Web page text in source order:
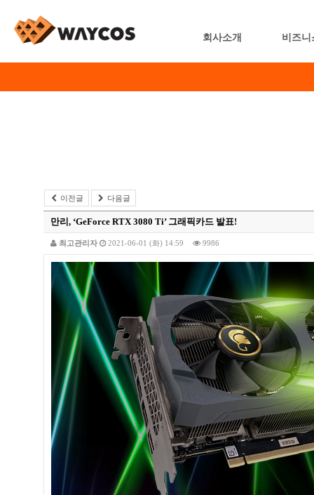
회사소개 비즈니
이전글 다음글
만리, ‘GeForce RTX 3080 Ti’ 그래픽카드 발표!
최고관리자 2021-06-01 (화) 14:59 9986